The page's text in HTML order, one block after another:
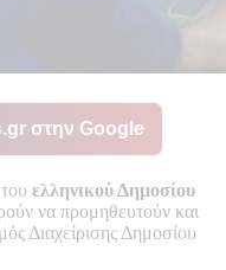
στην Google
του ελληνικού Δημοσίου
να προμηθευτούν και
Διαχείρισης Δημοσίου